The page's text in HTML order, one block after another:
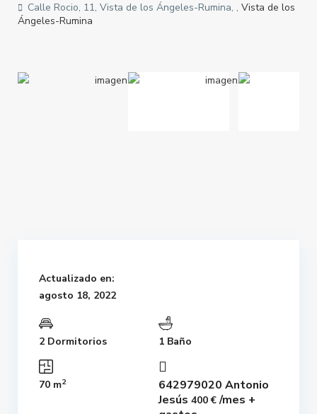
Calle Rocio, 11, Vista de los Ángeles-Rumina, , Vista de los
Ángeles-Rumina
Actualizado en:
agosto 18, 2022
2 Dormitorios 1 Baño
70 m2
642979020 Antonio
Jesús 400 €/mes +